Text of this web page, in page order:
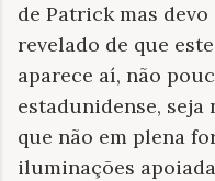
de Patrick mas
revelado de que
aparece aí, não
estadunidense,
que não em plena
iluminações